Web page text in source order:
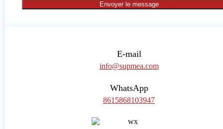
Envoyer le message
E-mail
info@supmea.com
WhatsApp
8615868103947